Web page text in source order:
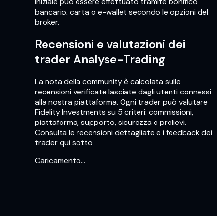
bancario, carta o e-wallet secondo le opzioni del
broker.
Recensioni e valutazioni dei
trader Analyse-Trading
La nota della community è calcolata sulle
recensioni verificate lasciate dagli utenti connessi
alla nostra piattaforma. Ogni trader può valutare
Fidelity Investments su 5 criteri: commissioni,
piattaforma, supporto, sicurezza e prelievi.
Consulta le recensioni dettagliate e i feedback dei
trader qui sotto.
Caricamento…